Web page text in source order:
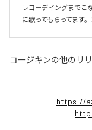
レコ－デイングまでこ
に歌ってもらってます
コージキンの他のリ
https://